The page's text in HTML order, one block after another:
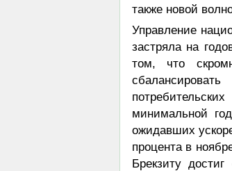
также новой
Управление
застряла на
том, что
минимальной
ожидавших
процента в
Брекзиту